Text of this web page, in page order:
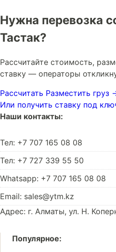
Нужна перевозка
Тастак?
Рассчитайте стоимость,
ставку — операторы
Рассчитать Разместить груз
Или получить ставку под
Наши контакты:
Тел: +7 707 165 08 08
Тел: +7 727 339 55 50
Whatsapp: +7 707 165 08 08
Email: sales@ytm.kz
Адрес: г. Алматы, ул. Н.
Популярное: